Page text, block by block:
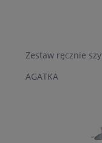
Zestaw ręcznie
AGATKA